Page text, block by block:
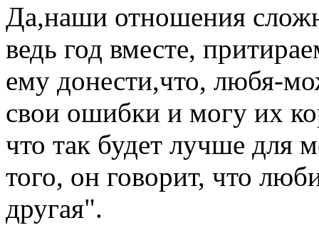
Да,наши отношения
ведь год вместе,
ему донести,что, любя-
свои ошибки и могу их
что так будет лучше для
того, он говорит, что
другая".